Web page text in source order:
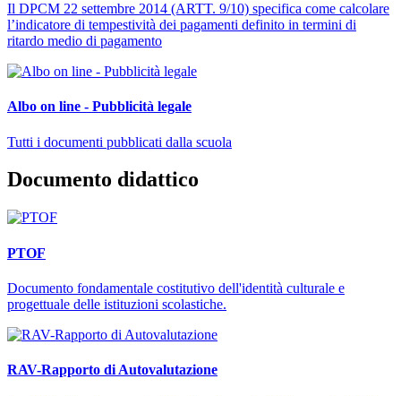
Il DPCM 22 settembre 2014 (ARTT. 9/10) specifica come calcolare
l’indicatore di tempestività dei pagamenti definito in termini di
ritardo medio di pagamento
Albo on line - Pubblicità legale
Tutti i documenti pubblicati dalla scuola
Documento didattico
PTOF
Documento fondamentale costitutivo dell'identità culturale e
progettuale delle istituzioni scolastiche.
RAV-Rapporto di Autovalutazione